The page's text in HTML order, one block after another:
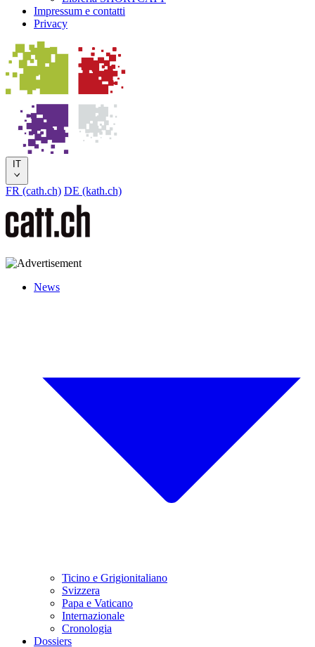
Impressum e contatti
Privacy
IT
FR (cath.ch) DE (kath.ch)
News
Ticino e Grigionitaliano
Svizzera
Papa e Vaticano
Internazionale
Cronologia
Dossiers